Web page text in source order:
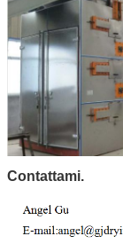
Contattami.